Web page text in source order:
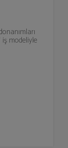
modeliyle